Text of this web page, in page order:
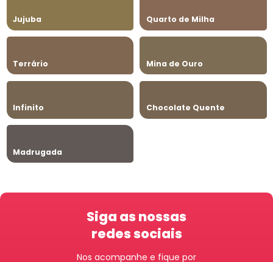
Jujuba Quarto de Milha
Terrário Mina de Ouro
Infinito Chocolate Quente
Madrugada
Siga as nossas
redes sociais
Nos acompanhe e fique por